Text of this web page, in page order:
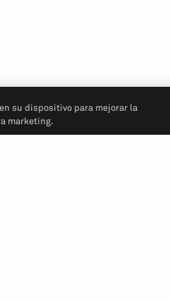
su dispositivo para mejorar la
marketing.